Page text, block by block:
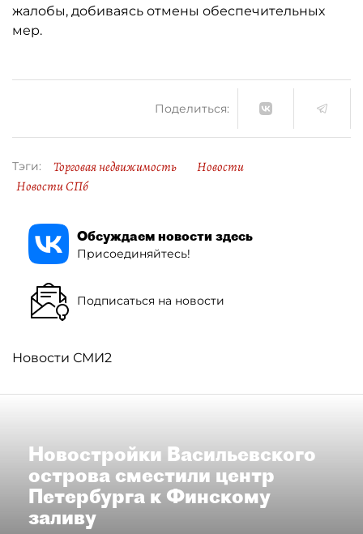
жалобы, добиваясь отмены обеспечительных
мер.
Поделиться:
Тэги: Торговая недвижимость
Новости
Новости СПб
Обсуждаем новости здесь
Присоединяйтесь!
Подписаться на новости
Новости СМИ2
Новостройки Васильевского
острова сместили центр
Петербурга к Финскому
заливу